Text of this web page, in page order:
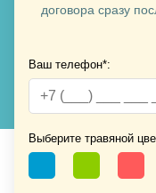
Хочу такую
договора сразу
Ваш телефон*:
Выберите травяной